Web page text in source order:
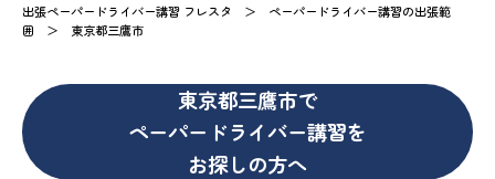
出張ペーパードライバー講習 フレスタ ＞ ペーパードライバー講習の出張範
囲 ＞ 東京都三鷹市
東京都三鷹市で
ペーパードライバー講習を
お探しの方へ